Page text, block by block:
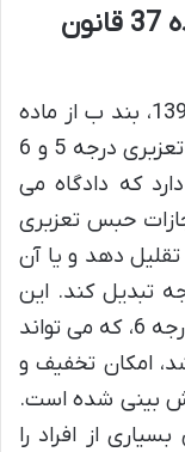
مبنای قانونی خاص: بند ب ماده 37 قانون
در دل قانون مجازات اسلامی مصوب 1392، بند ب از ماده
37، نقطه اتکایی برای محکومان حبس تعزیری درجه 5 و 6
که دادگاه می
حبس تعزیری
تقلیل دهد و یا آن
تبدیل کند. این
بدان معناست که برای حبس تعزیری درجه 6، که می تواند
امکان تخفیف و
بینی شده است.
از افراد را